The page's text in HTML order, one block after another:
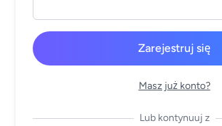
Zarejestruj się
Masz już konto?
Lub kontynuuj z